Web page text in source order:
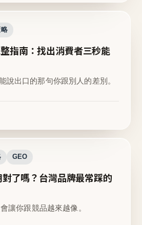
指南：找出消費者三秒能
說出口的那句你跟別人的差別。
GEO
了嗎？台灣品牌最常踩的
讓你跟競品越來越像。